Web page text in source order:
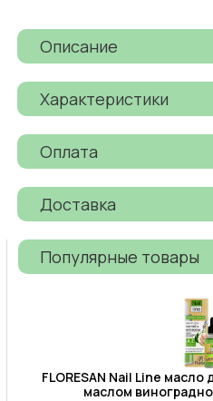
Описание
Характеристики
Оплата
Доставка
Популярные товары
FLORESAN Nail Line
маслом